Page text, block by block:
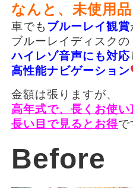
なんと、未使用品
車でも ブルーレイ観賞
ブルーレイディスクの
ハイレゾ音声にも対応
高性能ナビゲーション
金額は張りますが、
高年式で、長くお使い
長い目で見るとお得で
Before